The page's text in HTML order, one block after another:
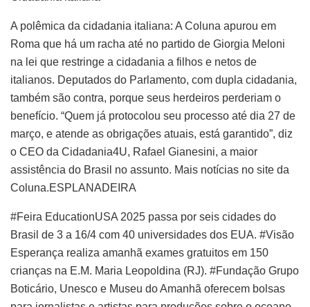
A polêmica da cidadania italiana: A Coluna apurou em
Roma que há um racha até no partido de Giorgia Meloni
na lei que restringe a cidadania a filhos e netos de
italianos. Deputados do Parlamento, com dupla cidadania,
também são contra, porque seus herdeiros perderiam o
benefício. “Quem já protocolou seu processo até dia 27 de
março, e atende as obrigações atuais, está garantido”, diz
o CEO da Cidadania4U, Rafael Gianesini, a maior
assistência do Brasil no assunto. Mais notícias no site da
Coluna.ESPLANADEIRA
#Feira EducationUSA 2025 passa por seis cidades do
Brasil de 3 a 16/4 com 40 universidades dos EUA. #Visão
Esperança realiza amanhã exames gratuitos em 150
crianças na E.M. Maria Leopoldina (RJ). #Fundação Grupo
Boticário, Unesco e Museu do Amanhã oferecem bolsas